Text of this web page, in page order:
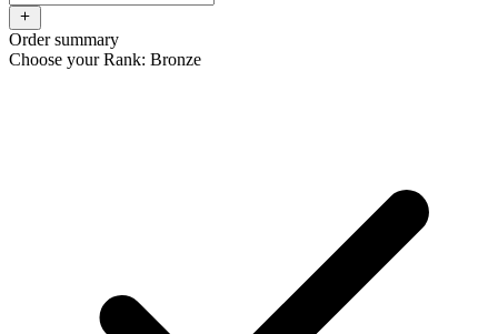
Order summary
Choose your Rank: Bronze